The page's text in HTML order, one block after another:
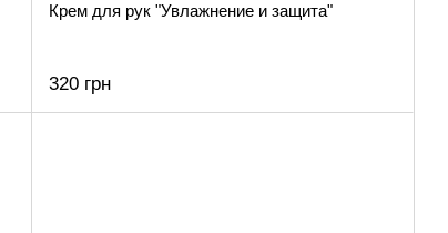
Крем для рук "Увлажнение и защита"
320 грн